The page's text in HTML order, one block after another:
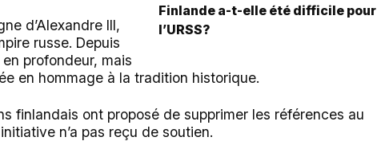
Finlande a-t-elle été difficile pour
l’URSS?
d’Alexandre III,
russe. Depuis
profondeur, mais
en hommage à la tradition historique.
finlandais ont proposé de supprimer les références au
n’a pas reçu de soutien.